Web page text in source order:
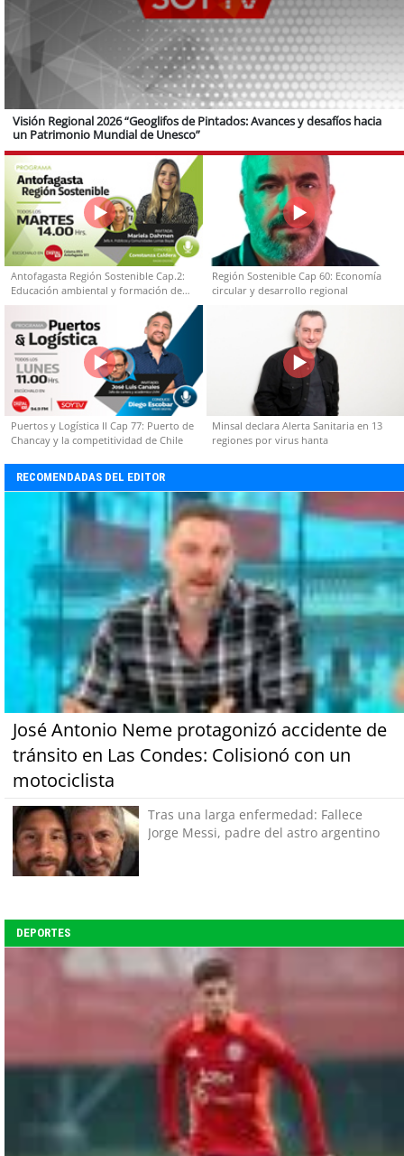
Visión Regional 2026 “Geoglifos de Pintados: Avances y desafíos hacia
un Patrimonio Mundial de Unesco”
Antofagasta Región Sostenible Cap.2:
Educación ambiental y formación de
capacidades técnicas
Región Sostenible Cap 60: Economía
circular y desarrollo regional
Puertos y Logística II Cap 77: Puerto de
Chancay y la competitividad de Chile
Minsal declara Alerta Sanitaria en 13
regiones por virus hanta
RECOMENDADAS DEL EDITOR
José Antonio Neme protagonizó accidente de
tránsito en Las Condes: Colisionó con un
motociclista
Tras una larga enfermedad: Fallece
Jorge Messi, padre del astro argentino
DEPORTES